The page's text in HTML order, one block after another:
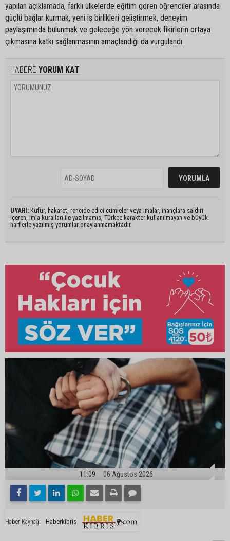
yapılan açıklamada, farklı ülkelerde eğitim gören öğrenciler arasında
güçlü bağlar kurmak, yeni iş birlikleri geliştirmek, deneyim
paylaşımında bulunmak ve geleceğe yön verecek fikirlerin ortaya
çıkmasına katkı sağlanmasının amaçlandığı da vurgulandı.
HABERE YORUM KAT
UYARI: Küfür, hakaret, rencide edici cümleler veya imalar, inançlara saldırı
içeren, imla kuralları ile yazılmamış, Türkçe karakter kullanılmayan ve büyük
harflerle yazılmış yorumlar onaylanmamaktadır.
11:09 06 Ağustos 2026
Haber Kaynağı Haberkibris